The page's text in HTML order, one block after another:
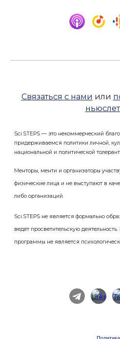
Связаться с нами или
Sci.STEPS — это некоммерческий
придерживаемся политики личной,
национальной и политической
Менторы, менти и организаторы
физические лица и не выступают в
либо организаций.
Sci.STEPS не является формально
ведет просветительскую
программы не является